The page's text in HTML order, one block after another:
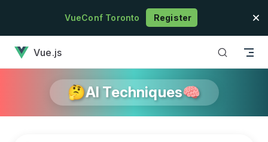
Skip to contentVueConf Toronto Register
Vue.js
🤔AI Techniques🧠